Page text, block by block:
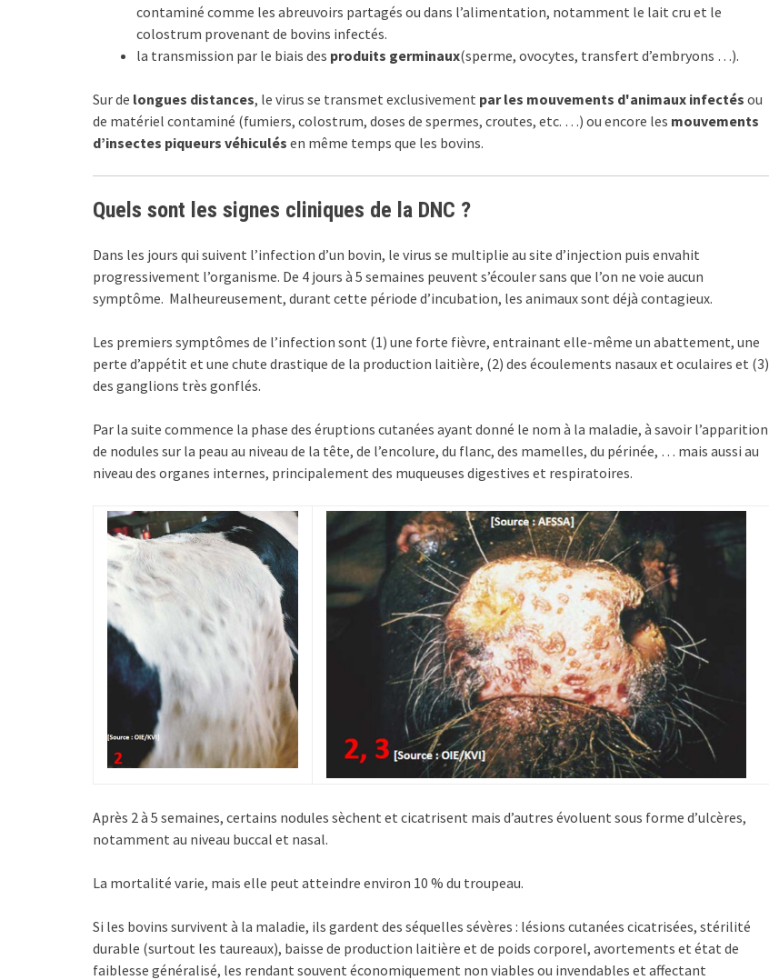
contaminé comme les abreuvoirs partagés ou dans l’alimentation, notamment le lait cru et le
colostrum provenant de bovins infectés.
la transmission par le biais des produits germinaux(sperme, ovocytes, transfert d’embryons …).
Sur de longues distances, le virus se transmet exclusivement par les mouvements d'animaux infectés ou
de matériel contaminé (fumiers, colostrum, doses de spermes, croutes, etc. …) ou encore les mouvements
d’insectes piqueurs véhiculés en même temps que les bovins.
Quels sont les signes cliniques de la DNC ?
Dans les jours qui suivent l’infection d’un bovin, le virus se multiplie au site d’injection puis envahit
progressivement l’organisme. De 4 jours à 5 semaines peuvent s’écouler sans que l’on ne voie aucun
symptôme. Malheureusement, durant cette période d’incubation, les animaux sont déjà contagieux.
Les premiers symptômes de l’infection sont (1) une forte fièvre, entrainant elle-même un abattement, une
perte d’appétit et une chute drastique de la production laitière, (2) des écoulements nasaux et oculaires et (3)
des ganglions très gonflés.
Par la suite commence la phase des éruptions cutanées ayant donné le nom à la maladie, à savoir l’apparition
de nodules sur la peau au niveau de la tête, de l’encolure, du flanc, des mamelles, du périnée, … mais aussi au
niveau des organes internes, principalement des muqueuses digestives et respiratoires.
Après 2 à 5 semaines, certains nodules sèchent et cicatrisent mais d’autres évoluent sous forme d’ulcères,
notamment au niveau buccal et nasal.
La mortalité varie, mais elle peut atteindre environ 10 % du troupeau.
Si les bovins survivent à la maladie, ils gardent des séquelles sévères : lésions cutanées cicatrisées, stérilité
durable (surtout les taureaux), baisse de production laitière et de poids corporel, avortements et état de
faiblesse généralisé, les rendant souvent économiquement non viables ou invendables et affectant